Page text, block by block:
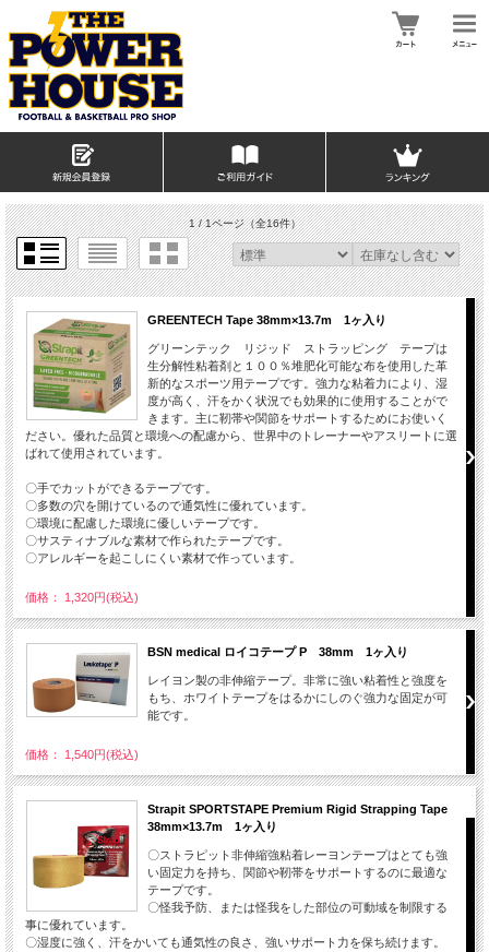
1 / 1ページ（全16件）
GREENTECH Tape 38mm×13.7m 1ヶ入り
グリーンテック リジッド ストラッピング テープは
生分解性粘着剤と１００％堆肥化可能な布を使用した革
新的なスポーツ用テープです。強力な粘着力により、湿
度が高く、汗をかく状況でも効果的に使用することがで
きます。主に靭帯や関節をサポートするためにお使いく
ださい。優れた品質と環境への配慮から、世界中のトレーナーやアスリートに選
ばれて使用されています。
〇手でカットができるテープです。
〇多数の穴を開けているので通気性に優れています。
〇環境に配慮した環境に優しいテープです。
〇サスティナブルな素材で作られたテープです。
〇アレルギーを起こしにくい素材で作っています。
価格： 1,320円(税込)
BSN medical ロイコテープ P 38mm 1ヶ入り
レイヨン製の非伸縮テープ。非常に強い粘着性と強度を
もち、ホワイトテープをはるかにしのぐ強力な固定が可
能です。
価格： 1,540円(税込)
Strapit SPORTSTAPE Premium Rigid Strapping Tape
38mm×13.7m 1ヶ入り
〇ストラピット非伸縮強粘着レーヨンテープはとても強
い固定力を持ち、関節や靭帯をサポートするのに最適な
テープです。
〇怪我予防、または怪我をした部位の可動域を制限する
事に優れています。
〇湿度に強く、汗をかいても通気性の良さ、強いサポート力を保ち続けます。